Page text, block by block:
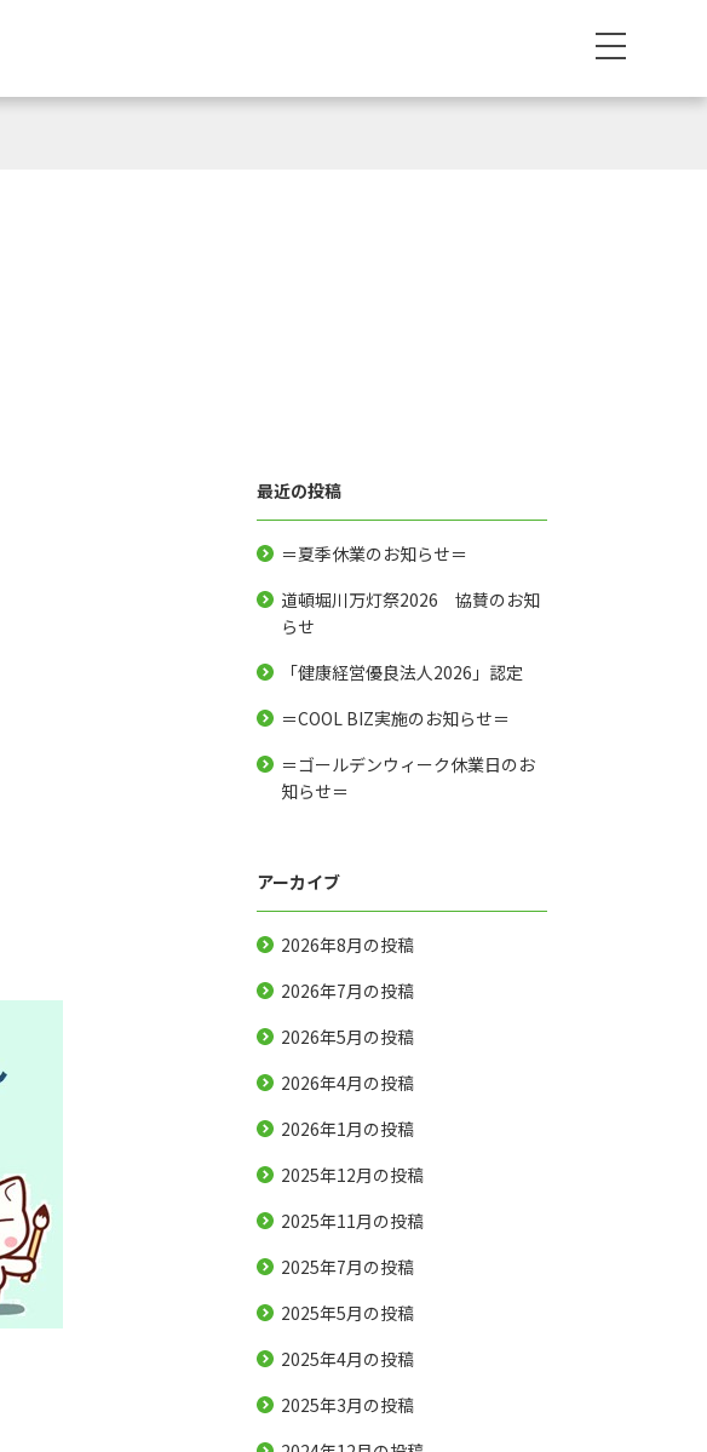
最近の投稿
＝夏季休業のお知らせ＝
道頓堀川万灯祭2026 協賛のお知
らせ
「健康経営優良法人2026」認定
＝COOL BIZ実施のお知らせ＝
＝ゴールデンウィーク休業日のお
知らせ＝
アーカイブ
2026年8月の投稿
2026年7月の投稿
2026年5月の投稿
2026年4月の投稿
2026年1月の投稿
2025年12月の投稿
2025年11月の投稿
2025年7月の投稿
2025年5月の投稿
2025年4月の投稿
2025年3月の投稿